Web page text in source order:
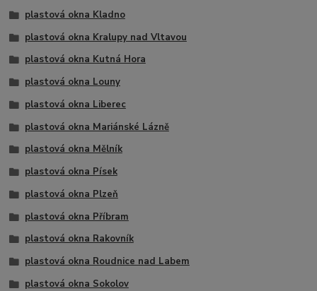
plastová okna Kladno
plastová okna Kralupy nad Vltavou
plastová okna Kutná Hora
plastová okna Louny
plastová okna Liberec
plastová okna Mariánské Lázně
plastová okna Mělník
plastová okna Písek
plastová okna Plzeň
plastová okna Příbram
plastová okna Rakovník
plastová okna Roudnice nad Labem
plastová okna Sokolov